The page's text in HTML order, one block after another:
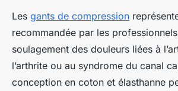
Les gants de compression
recommandée par les
soulagement des douleurs liées à
l’arthrite ou au syndrome du canal
conception en coton et élasthanne